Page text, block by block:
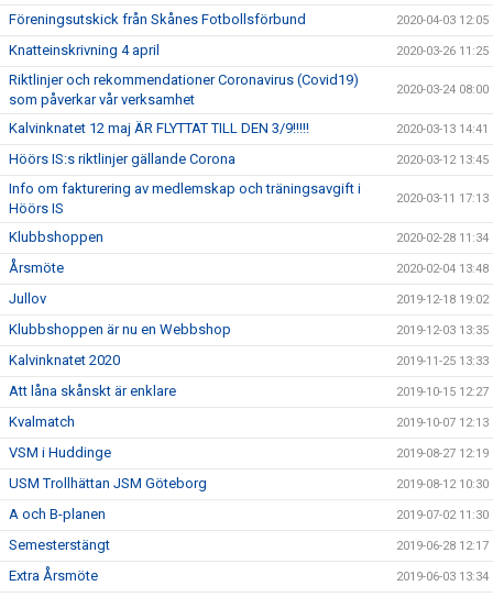
Föreningsutskick från Skånes Fotbollsförbund 2020-04-03 12:05
Knatteinskrivning 4 april 2020-03-26 11:25
Riktlinjer och rekommendationer Coronavirus (Covid19)
som påverkar vår verksamhet
2020-03-24 08:00
Kalvinknatet 12 maj ÄR FLYTTAT TILL DEN 3/9!!!!! 2020-03-13 14:41
Höörs IS:s riktlinjer gällande Corona 2020-03-12 13:45
Info om fakturering av medlemskap och träningsavgift i
Höörs IS
2020-03-11 17:13
Klubbshoppen 2020-02-28 11:34
Årsmöte 2020-02-04 13:48
Jullov 2019-12-18 19:02
Klubbshoppen är nu en Webbshop 2019-12-03 13:35
Kalvinknatet 2020 2019-11-25 13:33
Att låna skånskt är enklare 2019-10-15 12:27
Kvalmatch 2019-10-07 12:13
VSM i Huddinge 2019-08-27 12:19
USM Trollhättan JSM Göteborg 2019-08-12 10:30
A och B-planen 2019-07-02 11:30
Semesterstängt 2019-06-28 12:17
Extra Årsmöte 2019-06-03 13:34